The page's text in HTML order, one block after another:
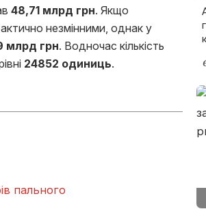
48,71 млрд грн. Якщо
незмінними, однак у
млрд грн. Водночас кількість
24852 одиниць.
пального